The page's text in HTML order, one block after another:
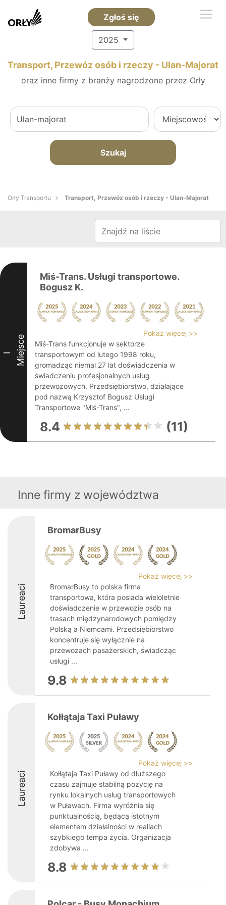
Zgłoś się
2025
Transport, Przewóz osób i rzeczy - Ulan-Majorat
oraz inne firmy z branży nagrodzone przez Orły
Szukaj
Orły Transportu Transport, Przewóz osób i rzeczy - Ulan-Majorat
I Miejsce
Miś-Trans. Usługi transportowe.
Bogusz K.
Pokaż więcej >>
Miś-Trans funkcjonuje w sektorze
transportowym od lutego 1998 roku,
gromadząc niemal 27 lat doświadczenia w
świadczeniu profesjonalnych usług
przewozowych. Przedsiębiorstwo, działające
pod nazwą Krzysztof Bogusz Usługi
Transportowe "Miś-Trans", ...
8.4 (11)
Inne firmy z województwa
Laureaci
BromarBusy
Pokaż więcej >>
BromarBusy to polska firma
transportowa, która posiada wieloletnie
doświadczenie w przewozie osób na
trasach międzynarodowych pomiędzy
Polską a Niemcami. Przedsiębiorstwo
koncentruje się wyłącznie na
przewozach pasażerskich, świadcząc
usługi ...
9.8
Laureaci
Kołłątaja Taxi Puławy
Pokaż więcej >>
Kołłątaja Taxi Puławy od dłuższego
czasu zajmuje stabilną pozycję na
rynku lokalnych usług transportowych
w Puławach. Firma wyróżnia się
punktualnością, będącą istotnym
elementem działalności w realiach
szybkiego tempa życia. Organizacja
zdobywa ...
8.8